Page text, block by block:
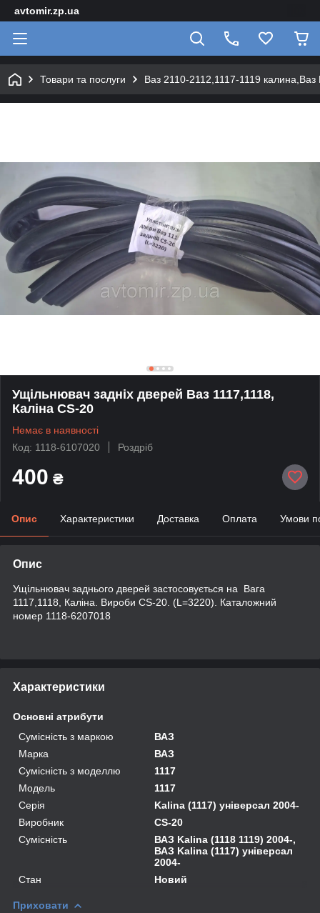
avtomir.zp.ua
Товари та послуги Ваз 2110-2112,1117-1119
Ущільнювач задніх дверей Ваз 1117,1118,
Каліна CS-20
Немає в наявності
Код: 1118-6107020
Роздріб
400 ₴
Опис Характеристики Доставка Оплата Умови
Опис
Ущільнювач заднього дверей застосовується на Вага
1117,1118, Каліна. Вироби CS-20. (L=3220). Каталожний
номер 1118-6207018
Характеристики
Основні атрибути
Сумісність з маркою
ВАЗ
Марка
ВАЗ
Сумісність з моделлю
1117
Модель
1117
Серія
Kalina (1117) універсал 2004-
Виробник
CS-20
Сумісність
ВАЗ Kalina (1118 1119) 2004-,
ВАЗ Kalina (1117) універсал
2004-
Стан
Новий
Приховати